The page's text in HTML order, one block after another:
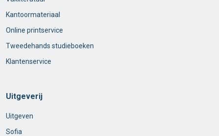
Kantoormateriaal
Online printservice
Tweedehands studieboeken
Klantenservice
Uitgeverij
Uitgeven
Sofia